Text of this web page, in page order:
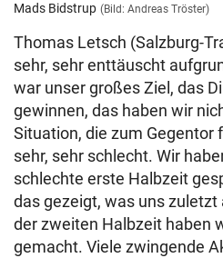
Mads Bidstrup (Bild: Andreas Tröster)
Thomas Letsch (Salzburg-
sehr, sehr enttäuscht
war unser großes Ziel, das
gewinnen, das haben wir
Situation, die zum Gegentor
sehr, sehr schlecht. Wir
schlechte erste Halbzeit
das gezeigt, was uns
der zweiten Halbzeit haben
gemacht. Viele zwingende